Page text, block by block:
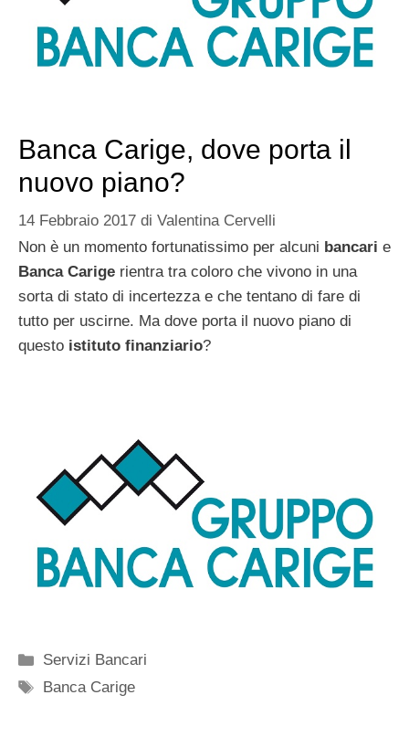
Banca Carige, dove porta il
nuovo piano?
14 Febbraio 2017 di Valentina Cervelli
Non è un momento fortunatissimo per alcuni bancari e
Banca Carige rientra tra coloro che vivono in una
sorta di stato di incertezza e che tentano di fare di
tutto per uscirne. Ma dove porta il nuovo piano di
questo istituto finanziario?
Categorie
Servizi Bancari
Tag
Banca Carige